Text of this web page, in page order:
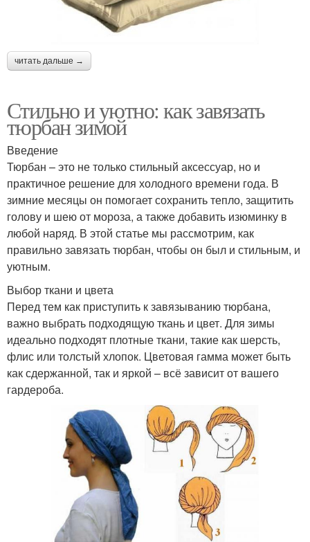
читать дальше →
Стильно и уютно: как завязать
тюрбан зимой
Введение
Тюрбан – это не только стильный аксессуар, но и
практичное решение для холодного времени года. В
зимние месяцы он помогает сохранить тепло, защитить
голову и шею от мороза, а также добавить изюминку в
любой наряд. В этой статье мы рассмотрим, как
правильно завязать тюрбан, чтобы он был и стильным, и
уютным.
Выбор ткани и цвета
Перед тем как приступить к завязыванию тюрбана,
важно выбрать подходящую ткань и цвет. Для зимы
идеально подходят плотные ткани, такие как шерсть,
флис или толстый хлопок. Цветовая гамма может быть
как сдержанной, так и яркой – всё зависит от вашего
гардероба.